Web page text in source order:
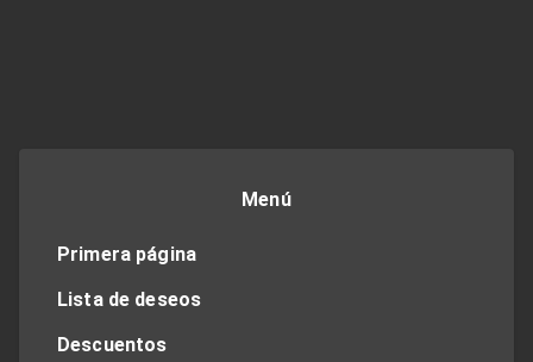
Menú
Primera página
Lista de deseos
Descuentos